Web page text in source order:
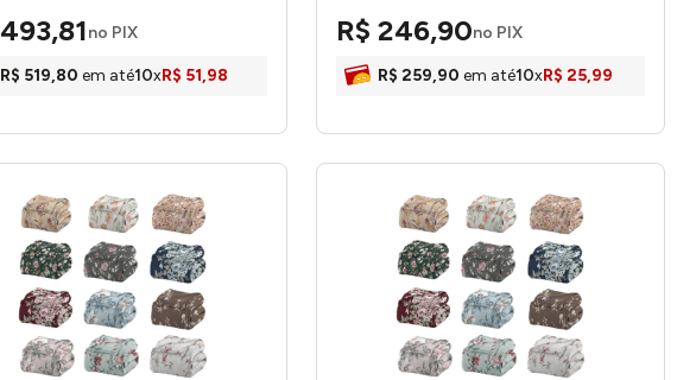
493,81no PIX
R$ 519,80 em até10xR$ 51,98
R$ 246,90no PIX
R$ 259,90 em até10xR$ 25,99